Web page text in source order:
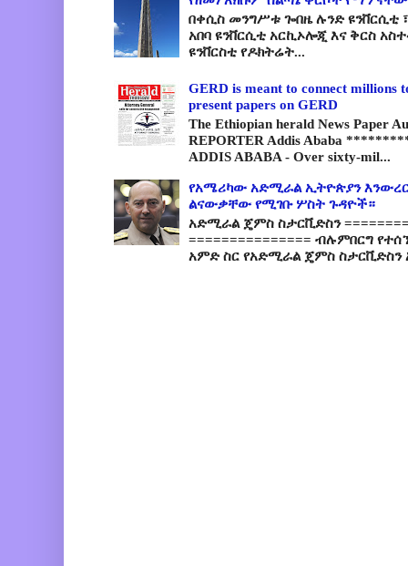
በቀሲስ መንግሥቱ ጐበዜ ሉንድ ዩንቨርሲቲ
አበባ ዩንቨርሲቲ አርኪኦሎጂ እና ቅርስ
ዩንቨርስቲ የዶክትሬት...
GERD is meant to connect millions
present papers on GERD
The Ethiopian herald News Paper
REPORTER Addis Ababa
ADDIS ABABA - Over sixty-mil...
የአሜሪካው አድሚራል ኢትዮጵያን
ልናውቃቸው የሚገቡ ሦስት ጉዳዮች።
አድሚራል ጄምስ ስታርቪድስን
=============== ብሉምበርግ
አምድ ስር የአድሚራል ጄምስ ስታርቪድስን